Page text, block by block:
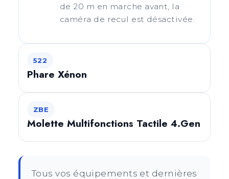
de 20 m en marche avant, la
caméra de recul est désactivée.
522
Phare Xénon
ZBE
Molette Multifonctions Tactile 4.Gen
Tous vos équipements et dernières